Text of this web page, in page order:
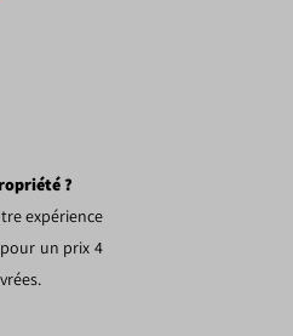
?
expérience
un prix 4